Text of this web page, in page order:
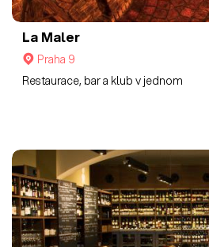
La Maler
Praha 9
Restaurace, bar a klub v jednom